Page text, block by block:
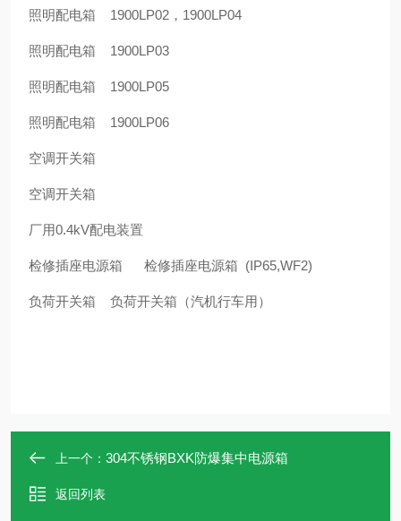
照明配电箱 1900LP02，1900LP04
照明配电箱 1900LP03
照明配电箱 1900LP05
照明配电箱 1900LP06
空调开关箱
空调开关箱
厂用0.4kV配电装置
检修插座电源箱 检修插座电源箱 (IP65,WF2)
负荷开关箱 负荷开关箱（汽机行车用）
上一个： 304不锈钢BXK防爆集中电源箱
返回列表